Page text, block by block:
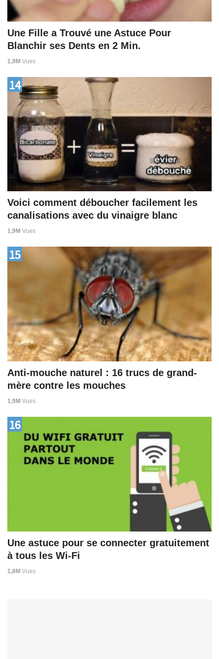
Une Fille a Trouvé une Astuce Pour
Blanchir ses Dents en 2 Min.
1,9M Vues
14
Voici comment déboucher facilement les
canalisations avec du vinaigre blanc
1,9M Vues
15
Anti-mouche naturel : 16 trucs de grand-
mère contre les mouches
1,9M Vues
16
Une astuce pour se connecter gratuitement
à tous les Wi-Fi
1,8M Vues